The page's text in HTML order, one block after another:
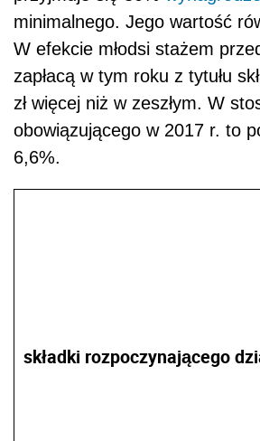
minimalnego. Jego wartość
W efekcie młodsi stażem
zapłacą w tym roku z tytułu
zł więcej niż w zeszłym. W
obowiązującego w 2017 r. to
6,6%.
składki rozpoczynającego